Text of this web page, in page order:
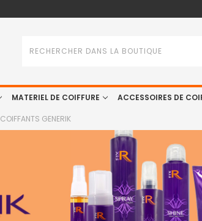
MATERIEL DE COIFFURE ACCESSOIRES DE
COIFFANTS GENERIK